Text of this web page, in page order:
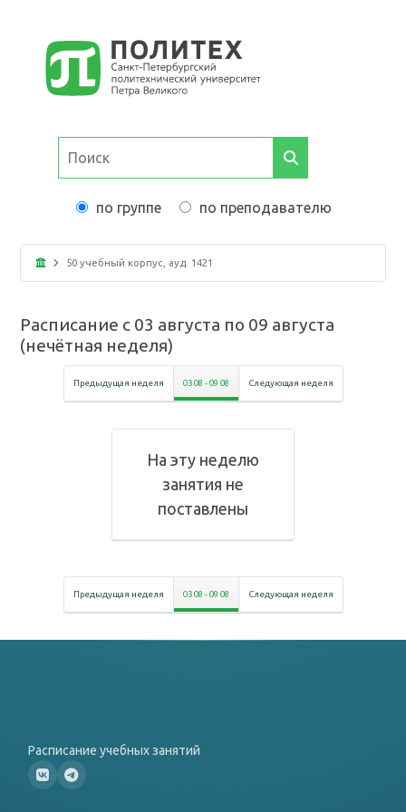
по группе по преподавателю
50 учебный корпус, ауд. 1421
Расписание с 03 августа по 09 августа
(нечётная неделя)
Предыдущая неделя 03 08 -09 08 Следующая неделя
На эту неделю
занятия не
поставлены
Предыдущая неделя 03 08 -09 08 Следующая неделя
Расписание учебных занятий